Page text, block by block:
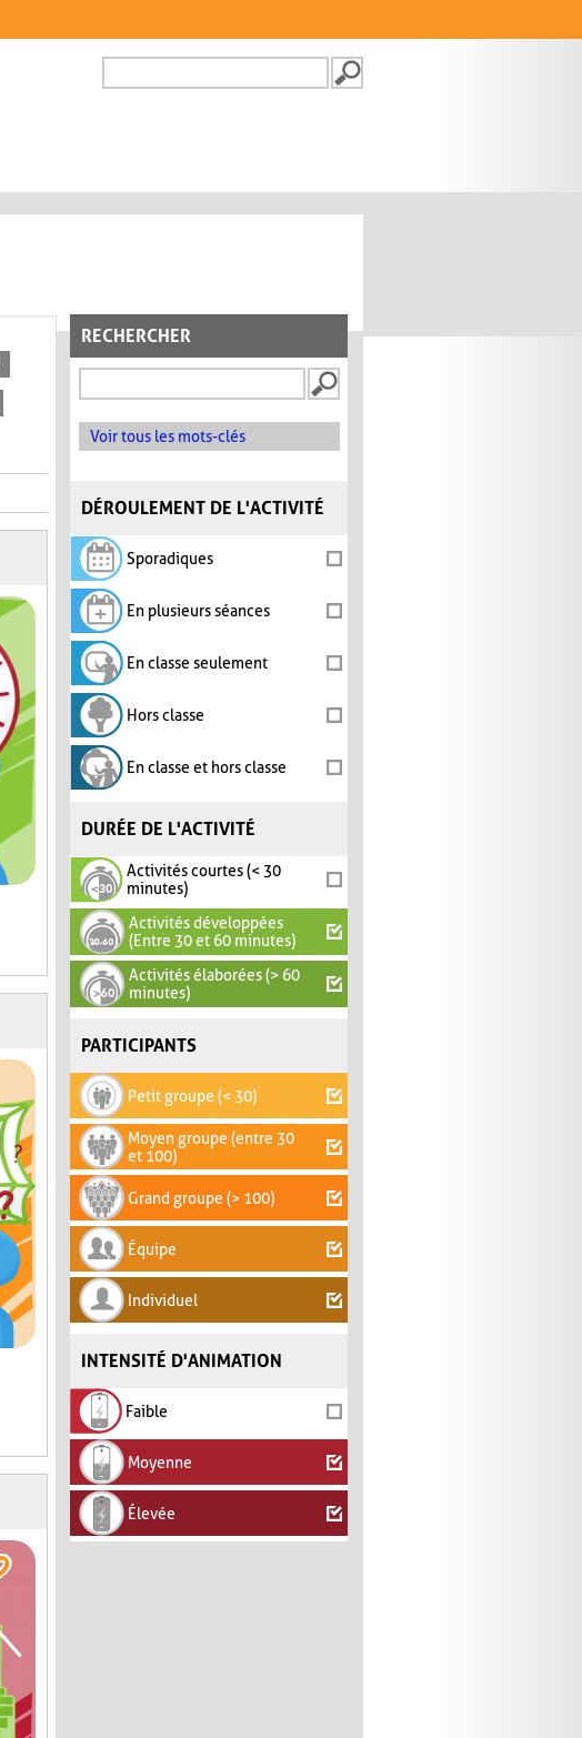
FORMULAIRE DE
RECHERCHER
Voir tous les mots-clés
DÉROULEMENT DE L'ACTIVITÉ
Sporadiques
En plusieurs séances
En classe seulement
Hors classe
En classe et hors classe
DURÉE DE L'ACTIVITÉ
Activités courtes (< 30
minutes)
Activités développées
(Entre 30 et 60 minutes)
Activités élaborées (> 60
minutes)
PARTICIPANTS
Petit groupe (< 30)
Moyen groupe (entre 30
et 100)
Grand groupe (> 100)
Équipe
Individuel
INTENSITÉ D'ANIMATION
Faible
Moyenne
Élevée